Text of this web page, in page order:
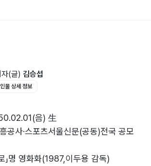
자(글) 김승섭
인물 상세 정보
음) 生
사·스포츠서울신문(공동)전국 공모
로」명 영화화(1987,이두용 감독)